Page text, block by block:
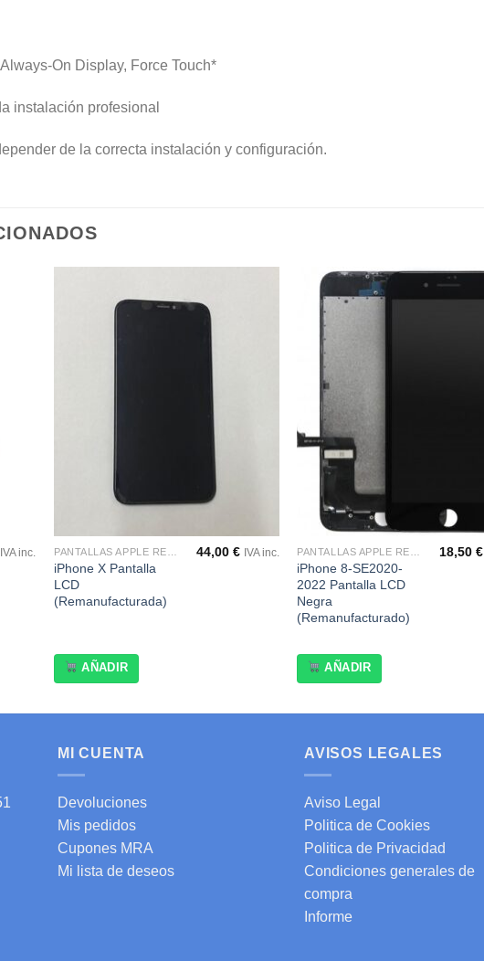
Always-On Display, Force Touch*
instalación profesional
de la correcta instalación y configuración.
IVA inc.
iPhone X Pantalla
LCD
(Remanufacturada)
44,00 € IVA inc.
AÑADIR
iPhone 8-SE2020-
2022 Pantalla LCD
Negra
(Remanufacturado)
18,50 €
AÑADIR
MI CUENTA
Devoluciones
Mis pedidos
Cupones MRA
Mi lista de deseos
AVISOS LEGALES
Aviso Legal
Politica de Cookies
Politica de Privacidad
Condiciones generales de
compra
Informe